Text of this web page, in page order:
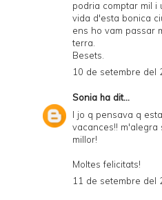
podria comptar mil i
vida d'esta bonica
ens ho vam passar
terra.
Besets.
10 de setembre del
Sonia ha dit...
I jo q pensava q
vacances!! m'alegra
millor!
Moltes felicitats!
11 de setembre del